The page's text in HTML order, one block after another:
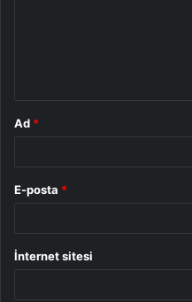
Ad *
E-posta *
İnternet sitesi